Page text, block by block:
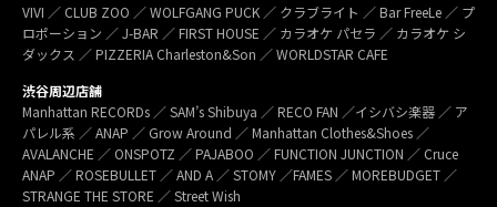
VIVI ／ CLUB ZOO ／ WOLFGANG PUCK ／ クラブライト ／ Bar FreeLe ／ プ
ロポーション ／ J-BAR ／ FIRST HOUSE ／ カラオケ パセラ ／ カラオケ シ
ダックス ／ PIZZERIA Charleston&Son ／ WORLDSTAR CAFE
渋谷周辺店舗
Manhattan RECORDs ／ SAM’s Shibuya ／ RECO FAN ／イシバシ楽器 ／ ア
パレル系 ／ ANAP ／ Grow Around ／ Manhattan Clothes&Shoes ／
AVALANCHE ／ ONSPOTZ ／ PAJABOO ／ FUNCTION JUNCTION ／ Cruce
ANAP ／ ROSEBULLET ／ AND A ／ STOMY ／FAMES ／ MOREBUDGET ／
STRANGE THE STORE ／ Street Wish